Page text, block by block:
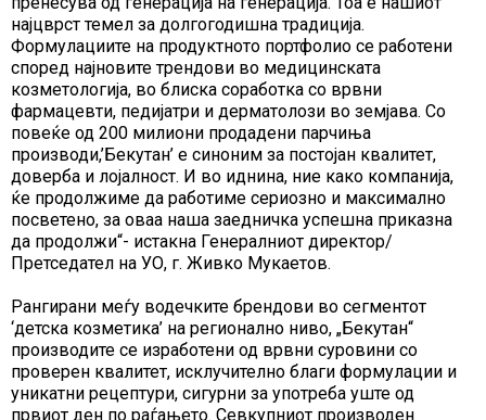
најцврст темел за долгогодишна традиција.
Формулациите на продуктното портфолио се работени
според најновите трендови во медицинската
козметологија, во блиска соработка со врвни
фармацевти, педијатри и дерматолози во земјава. Со
повеќе од 200 милиони продадени парчиња
производи,’Бекутан’ е синоним за постојан квалитет,
доверба и лојалност. И во иднина, ние како компанија,
ќе продолжиме да работиме сериозно и максимално
посветено, за оваа наша заедничка успешна приказна
да продолжи“- истакна Генералниот директор/
Претседател на УО, г. Живко Мукаетов.
Рангирани меѓу водечките брендови во сегментот
‘детска козметика’ на регионално ниво, „Бекутан“
производите се изработени од врвни суровини со
проверен квалитет, исклучително благи формулации и
уникатни рецептури, сигурни за употреба уште од
првиот ден по раѓањето. Севкупниот производен